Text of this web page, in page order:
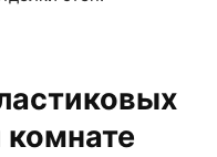
комнате